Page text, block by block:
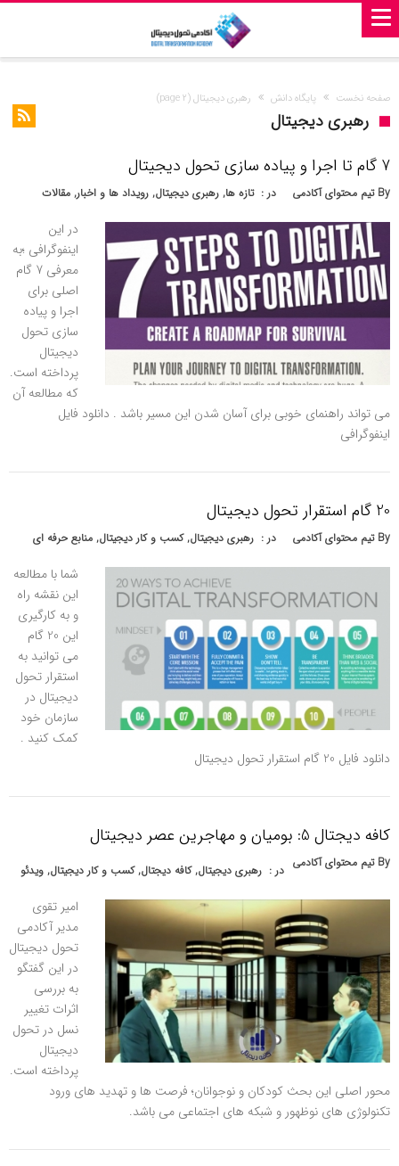
صفحه نخست پایگاه دانش رهبری دیجیتال(page 2)
رهبری دیجیتال
7 گام تا اجرا و پیاده سازی تحول دیجیتال
By تیم محتوای آکادمی در :تازه ها, رهبری دیجیتال, رویداد ها و اخبار, مقالات
در این
اینفوگرافی ؛به
معرفی 7 گام
اصلی برای
اجرا و پیاده
سازی تحول
دیجیتال
پرداخته است.
که مطالعه آن
می تواند راهنمای خوبی برای آسان شدن این مسیر باشد . دانلود فایل
اینفوگرافی
20 گام استقرار تحول دیجیتال
By تیم محتوای آکادمی در : رهبری دیجیتال,کسب و کار دیجیتال, منابع حرفه ای
شما با مطالعه
این نقشه راه
و به کارگیری
این 20 گام
می توانید به
استقرار تحول
دیجیتال در
سازمان خود
کمک کنید .
دانلود فایل 20 گام استقرار تحول دیجیتال
کافه دیجتال 5: بومیان و مهاجرین عصر دیجیتال
By تیم محتوای آکادمی در : رهبری دیجیتال,کافه دیجتال,کسب و کار دیجیتال, ویدئو
امیر تقوی
مدیر آکادمی
تحول دیجیتال
در این گفتگو
به بررسی
اثرات تغییر
نسل در تحول
دیجیتال
پرداخته است.
محور اصلی این بحث کودکان و نوجوانان؛ فرصت ها و تهدید های ورود
تکنولوژی های نوظهور و شبکه های اجتماعی می باشد.